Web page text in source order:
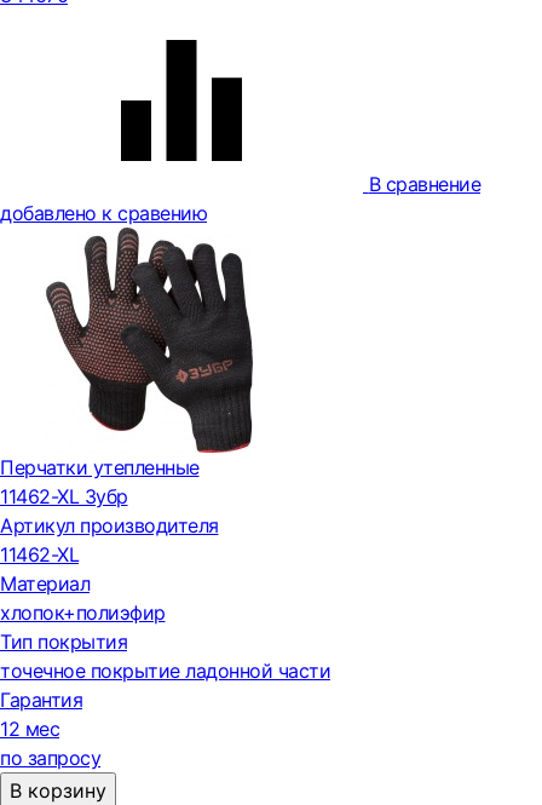
В сравнение
добавлено к сравению
Перчатки утепленные
11462-XL Зубр
Артикул производителя
11462-XL
Материал
хлопок+полиэфир
Тип покрытия
точечное покрытие ладонной части
Гарантия
12 мес
по запросу
В корзину